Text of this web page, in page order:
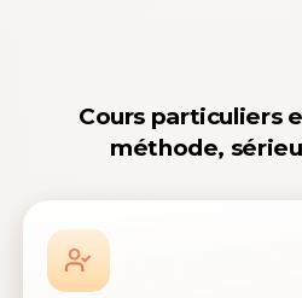
Cours particuliers
méthode,